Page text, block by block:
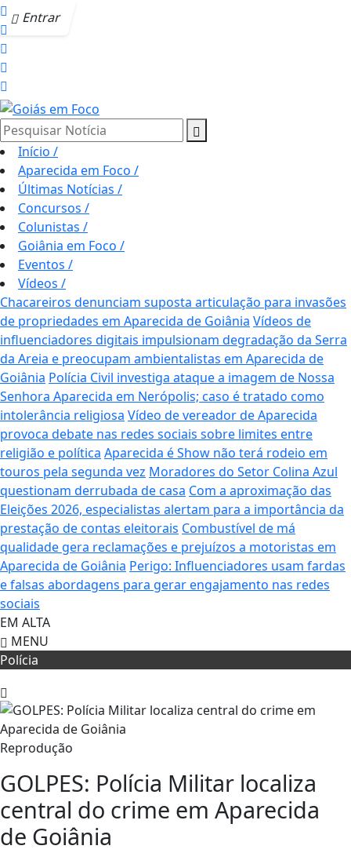
Entrar
Pesquisar Notícia
Início /
Aparecida em Foco /
Últimas Notícias /
Concursos /
Colunistas /
Goiânia em Foco /
Eventos /
Vídeos /
Chacareiros denunciam suposta articulação para invasões
de propriedades em Aparecida de Goiânia Vídeos de
influenciadores digitais impulsionam degradação da Serra
da Areia e preocupam ambientalistas em Aparecida de
Goiânia Polícia Civil investiga ataque a imagem de Nossa
Senhora Aparecida em Nerópolis; caso é tratado como
intolerância religiosa Vídeo de vereador de Aparecida
provoca debate nas redes sociais sobre limites entre
religião e política Aparecida é Show não terá rodeio em
touros pela segunda vez Moradores do Setor Colina Azul
questionam derrubada de casa Com a aproximação das
Eleições 2026, especialistas alertam para a importância da
prestação de contas eleitorais Combustível de má
qualidade gera reclamações e prejuízos a motoristas em
Aparecida de Goiânia Perigo: Influenciadores usam fardas
e falsas abordagens para gerar engajamento nas redes
sociais
EM ALTA
MENU
Polícia
Reprodução
GOLPES: Polícia Militar localiza
central do crime em Aparecida
de Goiânia